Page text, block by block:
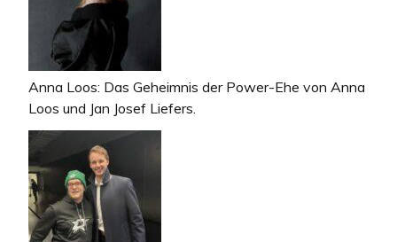
Anna Loos: Das Geheimnis der Power-Ehe von Anna
Loos und Jan Josef Liefers.